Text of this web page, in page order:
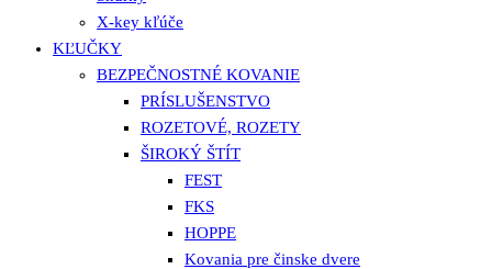
X-key kľúče
KĽUČKY
BEZPEČNOSTNÉ KOVANIE
PRÍSLUŠENSTVO
ROZETOVÉ, ROZETY
ŠIROKÝ ŠTÍT
FEST
FKS
HOPPE
Kovania pre činske dvere